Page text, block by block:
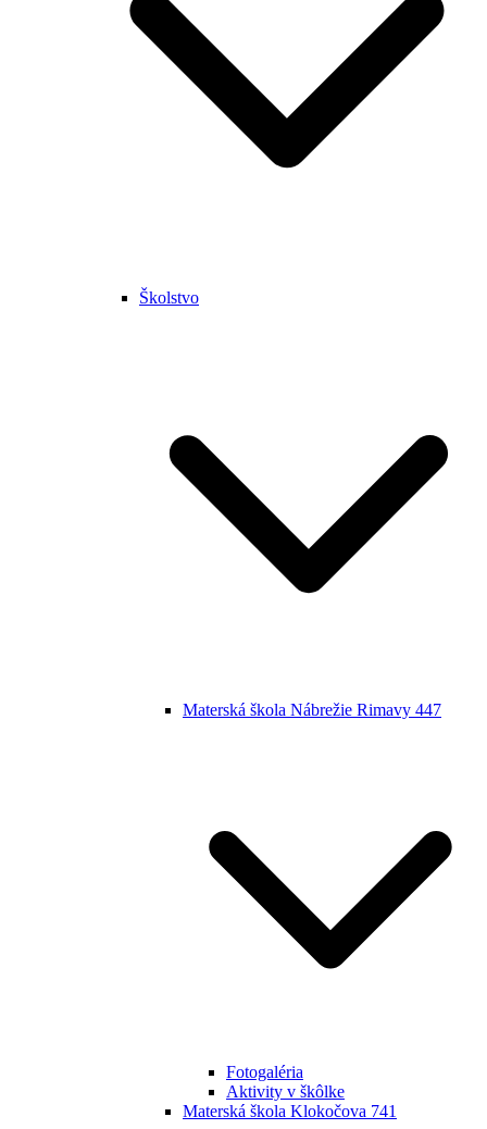
Školstvo
Materská škola Nábrežie Rimavy 447
Fotogaléria
Aktivity v škôlke
Materská škola Klokočova 741